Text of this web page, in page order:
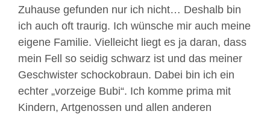
Zuhause gefunden nur ich nicht… Deshalb bin
ich auch oft traurig. Ich wünsche mir auch meine
eigene Familie. Vielleicht liegt es ja daran, dass
mein Fell so seidig schwarz ist und das meiner
Geschwister schockobraun. Dabei bin ich ein
echter „vorzeige Bubi“. Ich komme prima mit
Kindern, Artgenossen und allen anderen